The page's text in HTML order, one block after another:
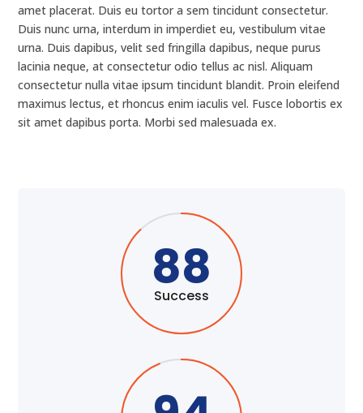
amet placerat. Duis eu tortor a sem tincidunt consectetur.
Duis nunc urna, interdum in imperdiet eu, vestibulum vitae
urna. Duis dapibus, velit sed fringilla dapibus, neque purus
lacinia neque, at consectetur odio tellus ac nisl. Aliquam
consectetur nulla vitae ipsum tincidunt blandit. Proin eleifend
maximus lectus, et rhoncus enim iaculis vel. Fusce lobortis ex
sit amet dapibus porta. Morbi sed malesuada ex.
88
Success